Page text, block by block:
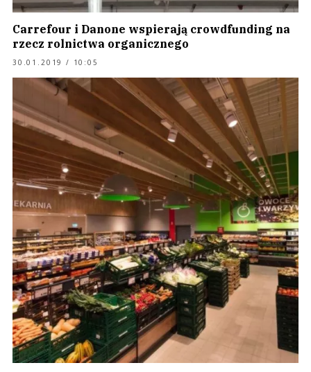
Carrefour i Danone wspierają crowdfunding na
rzecz rolnictwa organicznego
30.01.2019 / 10:05